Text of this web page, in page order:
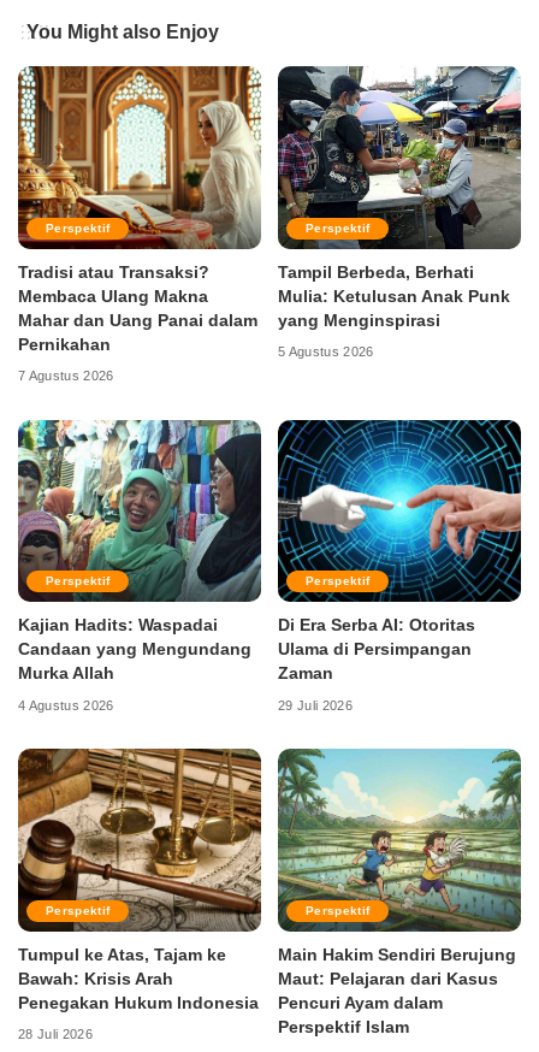
You Might also Enjoy
Perspektif
Tradisi atau Transaksi?
Membaca Ulang Makna
Mahar dan Uang Panai dalam
Pernikahan
7 Agustus 2026
Perspektif
Tampil Berbeda, Berhati
Mulia: Ketulusan Anak Punk
yang Menginspirasi
5 Agustus 2026
Perspektif
Kajian Hadits: Waspadai
Candaan yang Mengundang
Murka Allah
4 Agustus 2026
Perspektif
Di Era Serba AI: Otoritas
Ulama di Persimpangan
Zaman
29 Juli 2026
Perspektif
Tumpul ke Atas, Tajam ke
Bawah: Krisis Arah
Penegakan Hukum Indonesia
28 Juli 2026
Perspektif
Main Hakim Sendiri Berujung
Maut: Pelajaran dari Kasus
Pencuri Ayam dalam
Perspektif Islam